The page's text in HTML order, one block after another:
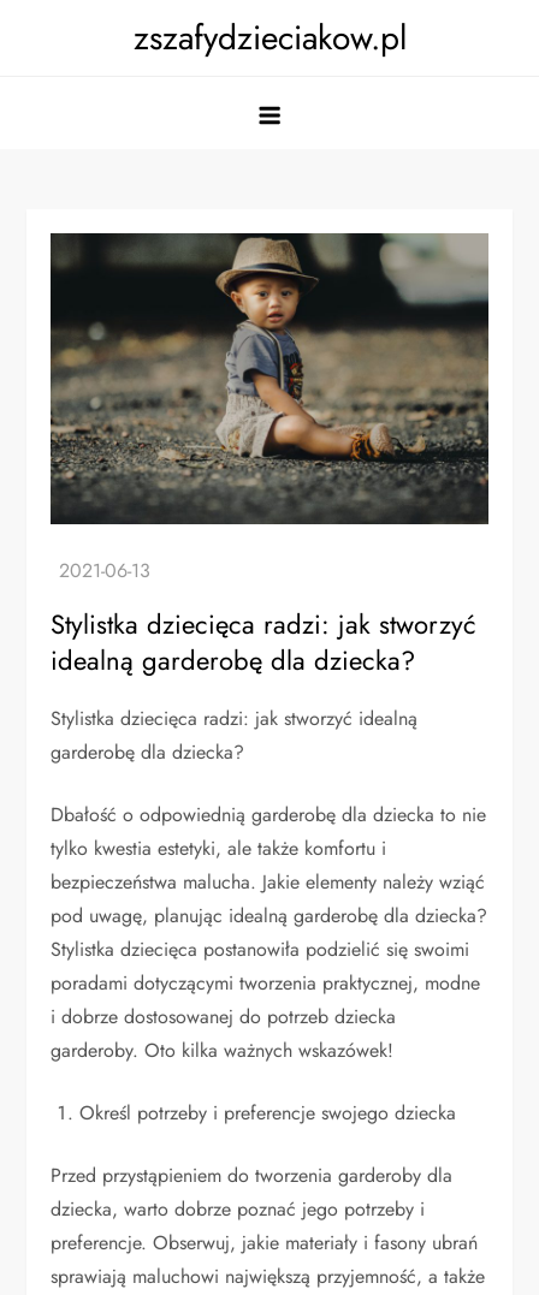
zszafydzieciakow.pl
Stylistka dziecięca radzi: jak stworzyć
idealną garderobę dla dziecka?
Stylistka dziecięca radzi: jak stworzyć idealną
garderobę dla dziecka?
Dbałość o odpowiednią garderobę dla dziecka to nie
tylko kwestia estetyki, ale także komfortu i
bezpieczeństwa malucha. Jakie elementy należy wziąć
pod uwagę, planując idealną garderobę dla dziecka?
Stylistka dziecięca postanowiła podzielić się swoimi
poradami dotyczącymi tworzenia praktycznej, modne
i dobrze dostosowanej do potrzeb dziecka
garderoby. Oto kilka ważnych wskazówek!
Określ potrzeby i preferencje swojego dziecka
Przed przystąpieniem do tworzenia garderoby dla
dziecka, warto dobrze poznać jego potrzeby i
preferencje. Obserwuj, jakie materiały i fasony ubrań
sprawiają maluchowi największą przyjemność, a także